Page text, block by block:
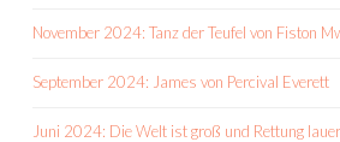
November 2024: Tanz der Teufel von Fiston
September 2024: James von Percival Everett
Juni 2024: Die Welt ist groß und Rettung